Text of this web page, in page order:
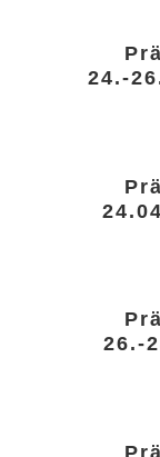
24.-
26.-